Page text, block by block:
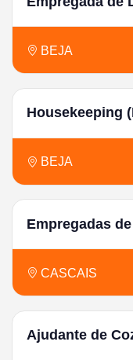
BEJA
Housekeeping
BEJA
Empregadas
CASCAIS
Ajudante de